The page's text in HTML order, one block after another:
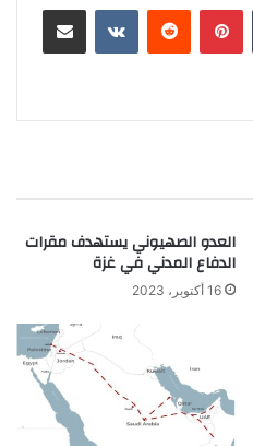
بينتيريست
العدو الصهيوني يستهدف مقرات
الدفاع المدني في غزة
16 أكتوبر، 2023